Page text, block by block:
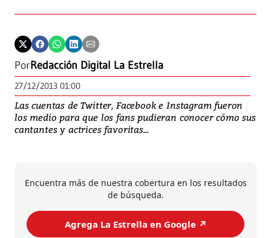
PorRedacción Digital La Estrella
27/12/2013 01:00
Las cuentas de Twitter, Facebook e Instagram fueron
los medio para que los fans pudieran conocer cómo sus
cantantes y actrices favoritas...
Encuentra más de nuestra cobertura en los resultados
de búsqueda.
Agrega La Estrella en Google ↗️